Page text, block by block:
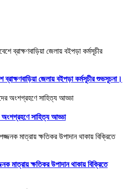
ব্রাক্ষণবাড়িয়া জেলায় বইপড়া কর্মসূচীর শুভসূচনা।
অংশগ্রহণে সাহিত্য আড্ডা
মাত্রায় ক্ষতিকর উপাদান থাকায় বিক্রিতে